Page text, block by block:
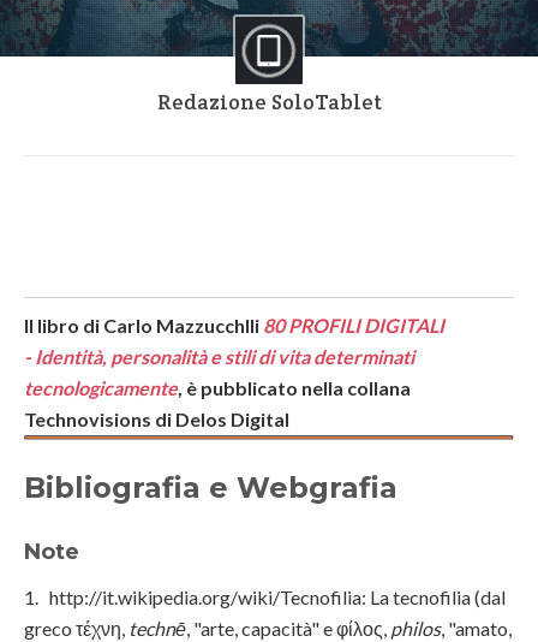
Redazione SoloTablet
Il libro di Carlo Mazzucchlli 80 PROFILI DIGITALI
- Identità, personalità e stili di vita determinati
tecnologicamente, è pubblicato nella collana
Technovisions di Delos Digital
Bibliografia e Webgrafia
Note
1. http://it.wikipedia.org/wiki/Tecnofilia: La tecnofilia (dal
greco τέχνη, technē, "arte, capacità" e φίλος, philos, "amato,